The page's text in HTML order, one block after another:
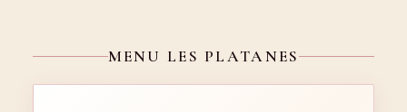
MENU LES PLATANES